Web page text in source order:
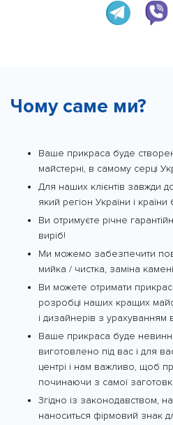
Чому саме ми?
Ваше прикраса буде
майстерні, в самому серці
Для наших клієнтів завжди
який регіон України і
Ви отримуєте річне
виріб!
Ми можемо забезпечити
мийка / чистка, заміна
Ви можете отримати
розробці наших кращих
і дизайнерів з урахуванням
Ваше прикраса буде
виготовлено під вас і для
центрі і нам важливо, щоб
починаючи з самої
Згідно із законодавством,
наноситься фірмовий знак